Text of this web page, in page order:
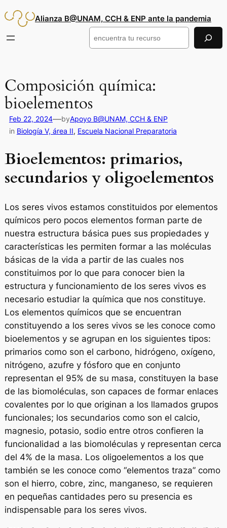
al
Alianza B@UNAM, CCH & ENP ante la pandemia
Buscar
Composición química:
bioelementos
Feb 22, 2024—byApoyo B@UNAM, CCH & ENP
in Biología V, área II, Escuela Nacional Preparatoria
Bioelementos: primarios,
secundarios y oligoelementos
Los seres vivos estamos constituidos por elementos
químicos pero pocos elementos forman parte de
nuestra estructura básica pues sus propiedades y
características les permiten formar a las moléculas
básicas de la vida a partir de las cuales nos
constituimos por lo que para conocer bien la
estructura y funcionamiento de los seres vivos es
necesario estudiar la química que nos constituye.
Los elementos químicos que se encuentran
constituyendo a los seres vivos se les conoce como
bioelementos y se agrupan en los siguientes tipos:
primarios como son el carbono, hidrógeno, oxígeno,
nitrógeno, azufre y fósforo que en conjunto
representan el 95% de su masa, constituyen la base
de las biomoléculas, son capaces de formar enlaces
covalentes por lo que originan a los llamados grupos
funcionales; los secundarios como son el calcio,
magnesio, potasio, sodio entre otros confieren la
funcionalidad a las biomoléculas y representan cerca
del 4% de la masa. Los oligoelementos a los que
también se les conoce como “elementos traza” como
son el hierro, cobre, zinc, manganeso, se requieren
en pequeñas cantidades pero su presencia es
indispensable para los seres vivos.